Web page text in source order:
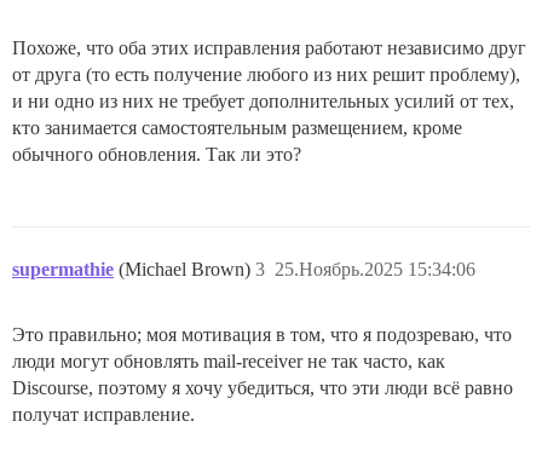
Похоже, что оба этих исправления работают независимо друг
от друга (то есть получение любого из них решит проблему),
и ни одно из них не требует дополнительных усилий от тех,
кто занимается самостоятельным размещением, кроме
обычного обновления. Так ли это?
supermathie (Michael Brown) 25.Ноябрь.2025 15:34:06
3
Это правильно; моя мотивация в том, что я подозреваю, что
люди могут обновлять mail-receiver не так часто, как
Discourse, поэтому я хочу убедиться, что эти люди всё равно
получат исправление.